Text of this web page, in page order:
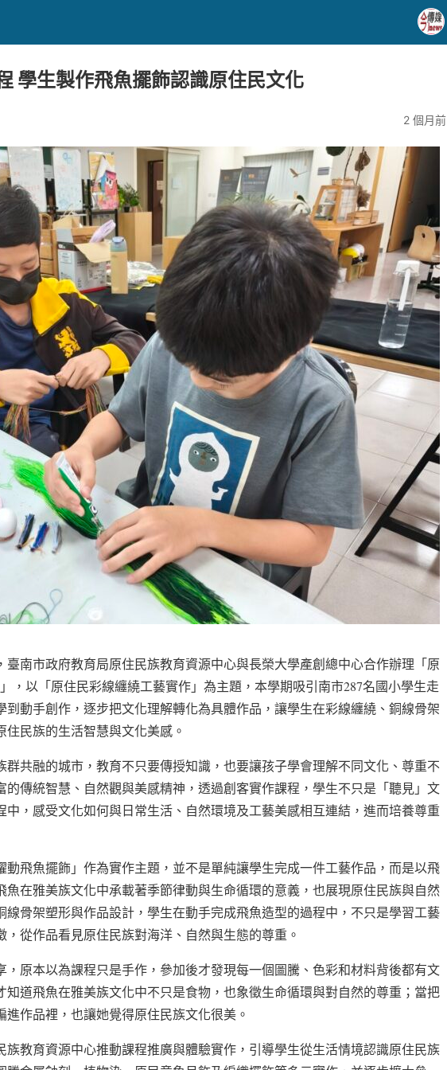
學生製作飛魚擺飾認識原住民文化
2 個月前
南市政府教育局原住民族教育資源中心與長榮大學產創總中心合作辦理「原
，以「原住民彩線纏繞工藝實作」為主題，本學期吸引南市287名國小學生走
動手創作，逐步把文化理解轉化為具體作品，讓學生在彩線纏繞、銅線骨架
民族的生活智慧與文化美感。
共融的城市，教育不只要傳授知識，也要讓孩子學會理解不同文化、尊重不
的傳統智慧、自然觀與美感精神，透過創客實作課程，學生不只是「聽見」文
，感受文化如何與日常生活、自然環境及工藝美感相互連結，進而培養尊重
飛魚擺飾」作為實作主題，並不是單純讓學生完成一件工藝作品，而是以飛
魚在雅美族文化中承載著季節律動與生命循環的意義，也展現原住民族與自然
骨架塑形與作品設計，學生在動手完成飛魚造型的過程中，不只是學習工藝
從作品看見原住民族對海洋、自然與生態的尊重。
，原本以為課程只是手作，參加後才發現每一個圖騰、色彩和材料背後都有文
道飛魚在雅美族文化中不只是食物，也象徵生命循環與對自然的尊重；當把
作品裡，也讓她覺得原住民族文化很美。
教育資源中心推動課程推廣與體驗實作，引導學生從生活情境認識原住民族